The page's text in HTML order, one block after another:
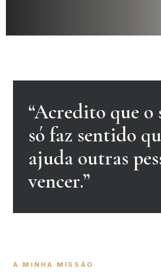
“Acredito que o
só faz sentido
ajuda outras
vencer.”
A MINHA MISSÃO